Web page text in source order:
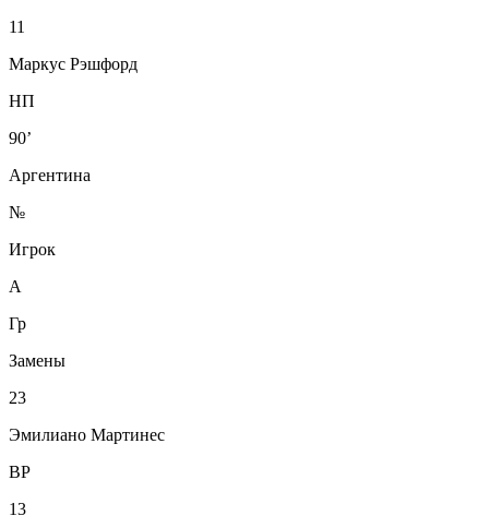
11
Маркус Рэшфорд
НП
90’
Аргентина
№
Игрок
А
Гр
Замены
23
Эмилиано Мартинес
ВР
13